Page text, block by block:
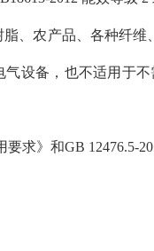
、农产品、各种纤
设备，也不适用于
求》和GB 12476.5-